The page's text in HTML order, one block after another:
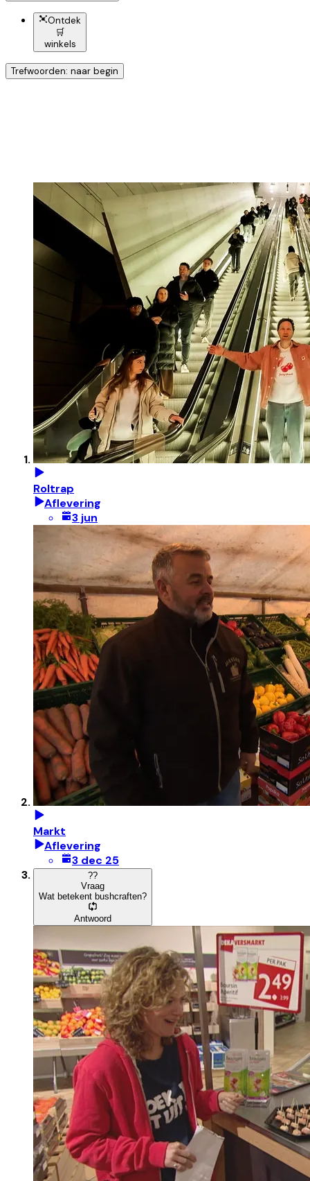
Ontdek
🛒
winkels
Trefwoorden: naar begin
Roltrap
Aflevering
3 jun
Markt
Aflevering
3 dec 25
??
Vraag
Wat betekent bushcraften?
Antwoord